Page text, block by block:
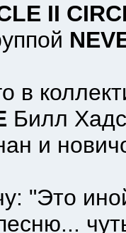
II
Билл
и
иной